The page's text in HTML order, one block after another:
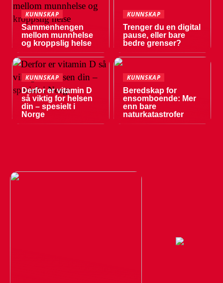
KUNNSKAP
Sammenhengen
mellom munnhelse
og kroppslig helse
KUNNSKAP
Trenger du en digital
pause, eller bare
bedre grenser?
KUNNSKAP
Derfor er vitamin D
så viktig for helsen
din – spesielt i
Norge
KUNNSKAP
Beredskap for
ensomboende: Mer
enn bare
naturkatastrofer